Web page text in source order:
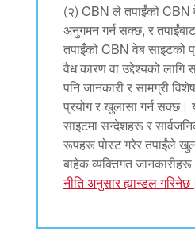
(२) CBN ले तपाईंको CBN
अनुगमन गर्न सक्छ, र
तपाइँको CBN वेब साइटको
वैध कारण वा उद्देश्यको
पनि जानकारी र सामग्री
प्रयोग र खुलासा गर्न सक्छ।
साइटमा सन्देशहरू र
रूपहरू पोस्ट गरेर तपाईंले
बाहेक व्यक्तिगत जानकारीहरू
नीति अनुसार ह्यान्डल गरिनेछ।